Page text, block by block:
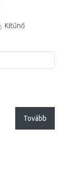
Kitűnő
Tovább